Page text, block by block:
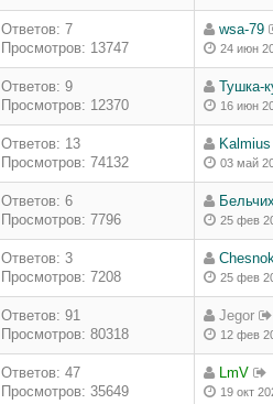
Ответов: 7
Просмотров: 13747
wsa-79
24 июн
Ответов: 9
Просмотров: 12370
Тушка-
16 июн
Ответов: 13
Просмотров: 74132
Kalmius
03 май
Ответов: 6
Просмотров: 7796
25 фев
Ответов: 3
Просмотров: 7208
25 фев
Ответов: 91
Просмотров: 80318
Jegor
12 фев
Ответов: 47
Просмотров: 35649
LmV
19 окт